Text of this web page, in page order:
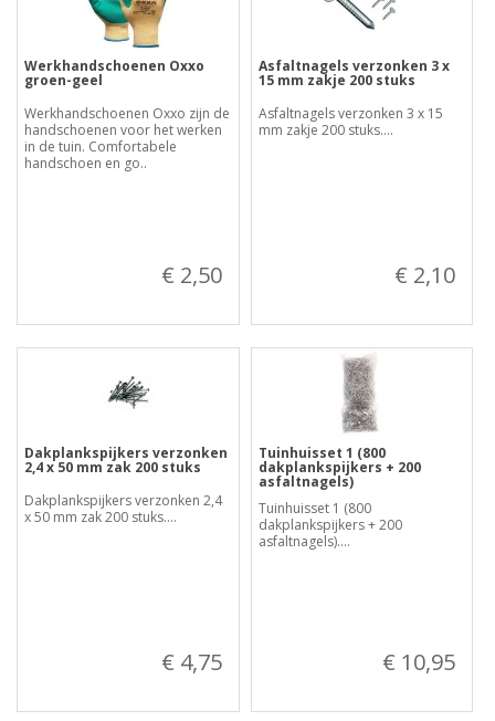
Werkhandschoenen Oxxo
groen-geel
Werkhandschoenen Oxxo zijn de
handschoenen voor het werken
in de tuin. Comfortabele
handschoen en go..
€ 2,50
Asfaltnagels verzonken 3 x
15 mm zakje 200 stuks
Asfaltnagels verzonken 3 x 15
mm zakje 200 stuks....
€ 2,10
Dakplankspijkers verzonken
2,4 x 50 mm zak 200 stuks
Dakplankspijkers verzonken 2,4
x 50 mm zak 200 stuks....
€ 4,75
Tuinhuisset 1 (800
dakplankspijkers + 200
asfaltnagels)
Tuinhuisset 1 (800
dakplankspijkers + 200
asfaltnagels)....
€ 10,95